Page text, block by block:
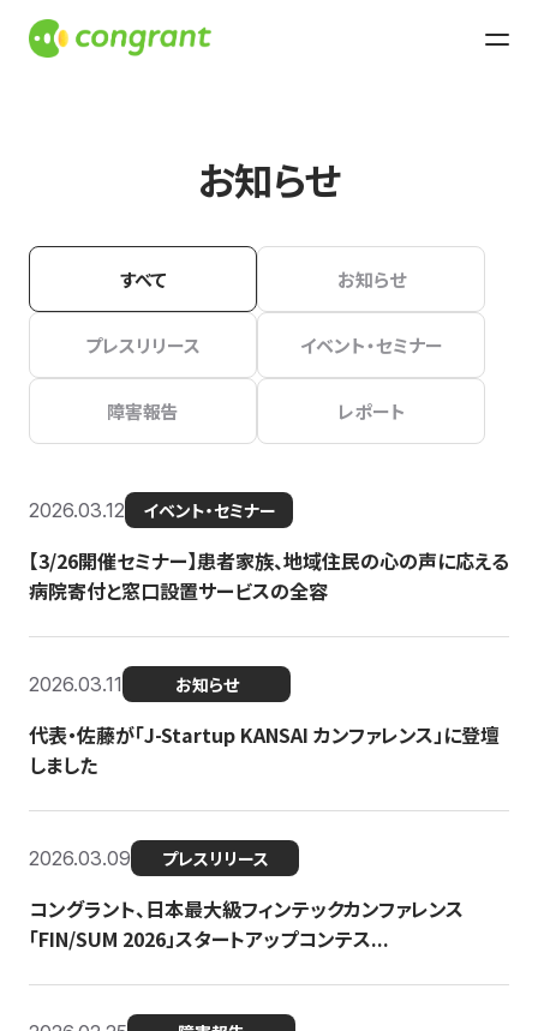
お知らせ
すべて お知らせ
プレスリリース イベント・セミナー
障害報告 レポート
2026.03.12 イベント・セミナー
【3/26開催セミナー】患者家族、地域住民の心の声に応える
病院寄付と窓口設置サービスの全容
2026.03.11 お知らせ
代表・佐藤が「J-Startup KANSAI カンファレンス」に登壇
しました
2026.03.09 プレスリリース
コングラント、日本最大級フィンテックカンファレンス
「FIN/SUM 2026」スタートアップコンテス...